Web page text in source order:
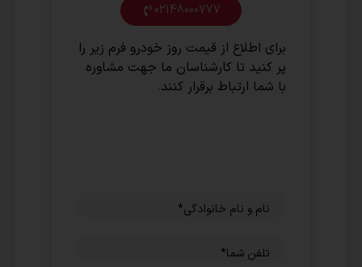
02148000777
برای اطلاع از قیمت روز خودرو فرم زیر را
پر کنید تا کارشناسان ما جهت مشاوره
با شما ارتباط برقرار کنند.
نام و نام خانوادگی*
تلفن شما*